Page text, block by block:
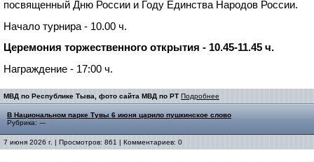
посвященный Дню России и Году Единства Народов России.
Начало турнира - 10.00 ч.
Церемония торжественного открытия - 10.45-11.45 ч.
Награждение - 17:00 ч.
МВД по Республике Тыва, фото сайта МВД по РТ Подробнее
В Национальном парке Тувы 6 июня царило пушкинское слово
Рубрика: ---
7 июня 2026 г. | Просмотров: 861 | Комментариев: 0